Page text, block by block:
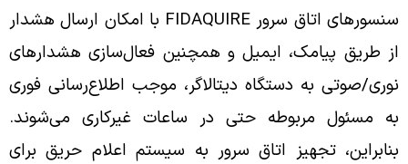
سنسورهای اتاق سرور FIDAQUIRE با امکان ارسال هشدار
از طریق پیامک، ایمیل و همچنین فعال‌سازی هشدارهای
نوری/صوتی به دستگاه دیتالاگر، موجب اطلاع‌رسانی فوری
به مسئول مربوطه حتی در ساعات غیرکاری می‌شوند.
بنابراین، تجهیز اتاق سرور به سیستم اعلام حریق برای